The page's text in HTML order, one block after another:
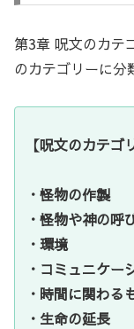
第3章 呪文のカテ
のカテゴリーに分
【呪文のカテゴ
・怪物の作製
・怪物や神の呼
・環境
・コミュニケー
・時間に関わる
・生命の延長